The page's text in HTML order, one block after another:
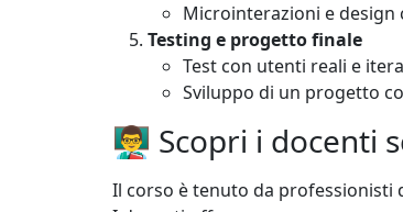
Microinterazioni e design
Testing e progetto finale
Test con utenti reali e
Sviluppo di un progetto
👨‍🏫 Scopri i
Il corso è tenuto da professionisti